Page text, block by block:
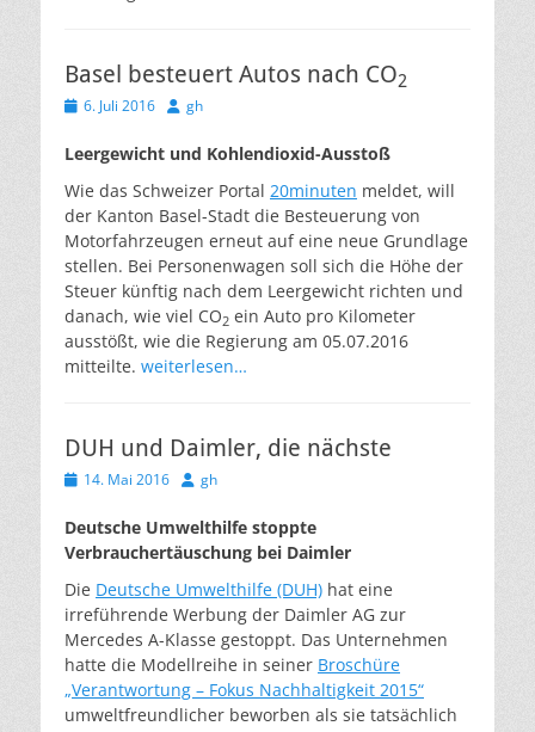
Basel besteuert Autos nach CO2
Veröffentlicht
6. Juli 2016 Autor
gh
Leergewicht und Kohlendioxid-Ausstoß
Wie das Schweizer Portal 20minuten meldet, will
der Kanton Basel-Stadt die Besteuerung von
Motorfahrzeugen erneut auf eine neue Grundlage
stellen. Bei Personenwagen soll sich die Höhe der
Steuer künftig nach dem Leergewicht richten und
danach, wie viel CO2 ein Auto pro Kilometer
ausstößt, wie die Regierung am 05.07.2016
mitteilte. weiterlesen…
DUH und Daimler, die nächste
Veröffentlicht
14. Mai 2016 Autor
gh
Deutsche Umwelthilfe stoppte
Verbrauchertäuschung bei Daimler
Die Deutsche Umwelthilfe (DUH) hat eine
irreführende Werbung der Daimler AG zur
Mercedes A-Klasse gestoppt. Das Unternehmen
hatte die Modellreihe in seiner Broschüre
„Verantwortung – Fokus Nachhaltigkeit 2015“
umweltfreundlicher beworben als sie tatsächlich